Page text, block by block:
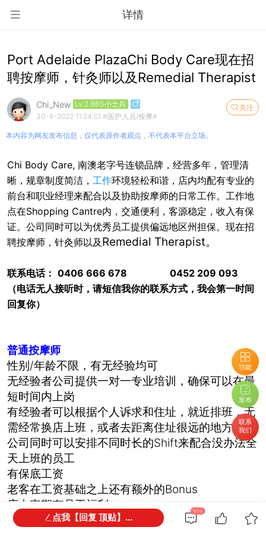
详情
功能
发布
联系
我们
Port Adelaide PlazaChi Body Care现在招
聘按摩师，针灸师以及Remedial Therapist
关注
Chi_New Lv.2 BBS小士兵
30-4-2022 11:24:01 #医护人员/按摩#
本内容为网友发布信息，仅代表原作者观点，不代表本平台立场。
Chi Body Care, 南澳老字号连锁品牌，经营多年，管理清
晰，规章制度简洁， 工作环境轻松和谐，店内均配有专业的
前台和职业经理来配合以及协助按摩师的日常工作。工作地
点在Shopping Cantre内，交通便利，客源稳定，收入有保
证。公司同时可以为优秀员工提供偏远地区州担保。现在招
聘按摩师，针灸师以及 Remedial Therapist。
联系电话： 0406 666 678 0452 209 093
（电话无人接听时，请短信我你的联系方式，我会第一时间
回复你）
普通按摩师
性别/年龄不限，有无经验均可
无经验者公司提供一对一专业培训，确保可以在最
短时间内上岗
有经验者可以根据个人诉求和住址，就近排班，无
需经常换店上班，或者去距离住址很远的地方上班
公司同时可以安排不同时长的Shift来配合没办法全
天上班的员工
有保底工资
老客在工资基础之上还有额外的Bonus
店内定期有员工福利
店内的一切打折行为，或者积分兑换，均不会影响
924
点我【回复 顶贴】...